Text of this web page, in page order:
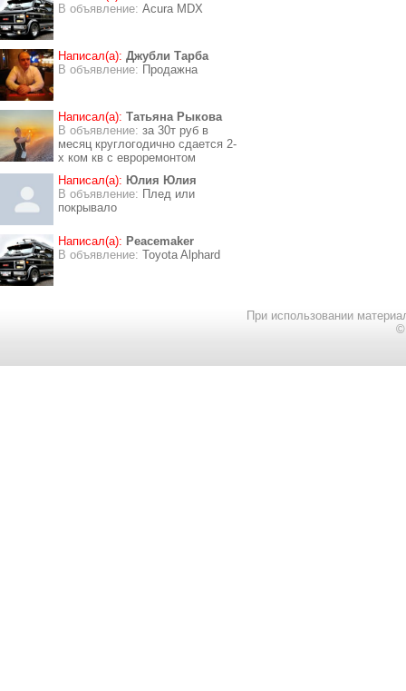
В объявление: Acura MDX
Написал(а): Джубли Тарба
В объявление: Продажна
Написал(а): Татьяна Рыкова
В объявление: за 30т руб в
месяц круглогодично сдается 2-
х ком кв с евроремонтом
Написал(а): Юлия Юлия
В объявление: Плед или
покрывало
Написал(а): Peacemaker
В объявление: Toyota Alphard
При использовании